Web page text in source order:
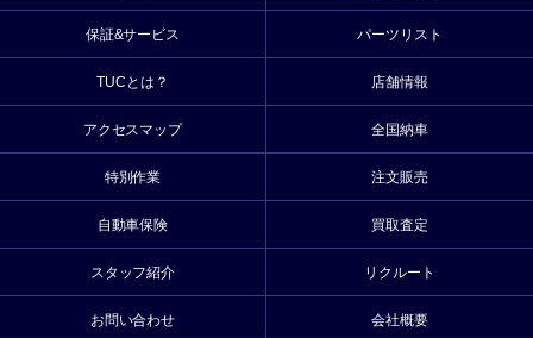
保証&サービス パーツリスト
TUCとは？ 店舗情報
アクセスマップ 全国納車
特別作業 注文販売
自動車保険 買取査定
スタッフ紹介 リクルート
お問い合わせ 会社概要